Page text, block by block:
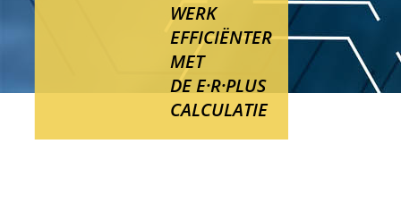
WERK
EFFICIËNTER
MET
DE E·R·PLUS
CALCULATIE